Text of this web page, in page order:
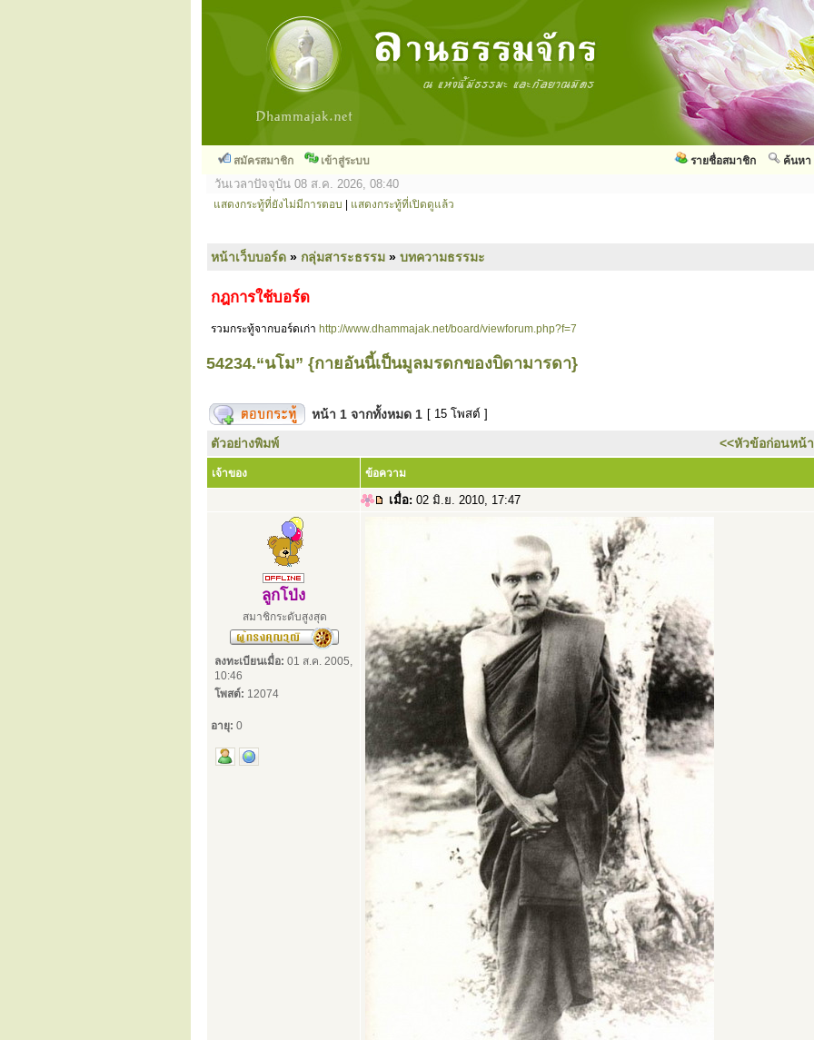
สมัครสมาชิก เข้าสู่ระบบ ค้นหา
รายชื่อสมาชิก
วันเวลาปัจจุบัน 08 ส.ค. 2026, 08:40
แสดงกระทู้ที่ยังไม่มีการตอบ แสดงกระทู้ที่เปิดดูแล้ว
หน้าเว็บบอร์ด » กลุ่มสาระธรรม » บทความธรรมะ
กฎการใช้บอร์ด
รวมกระทู้จากบอร์ดเก่า http://www.dhammajak.net/board/viewforum.php?f=7
54234.“นโม” {กายอันนี้เป็นมูลมรดกของบิดามารดา}
หน้า 1 จากทั้งหมด 1 [ 15 โพสต์ ]
ตัวอย่างพิมพ์ <<หัวข้อก่อนหน้า
เจ้าของ ข้อความ
เมื่อ: 02 มิ.ย. 2010, 17:47
ลูกโป่ง
สมาชิกระดับสูงสุด
ลงทะเบียนเมื่อ: 01 ส.ค. 2005,
10:46
โพสต์: 12074
อายุ: 0